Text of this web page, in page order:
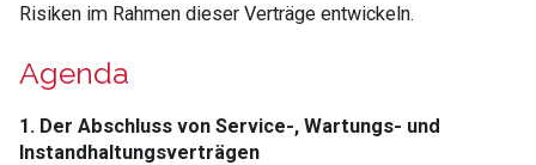
Risiken im Rahmen dieser Verträge entwickeln.
Agenda
1. Der Abschluss von Service-, Wartungs- und
Instandhaltungsverträgen